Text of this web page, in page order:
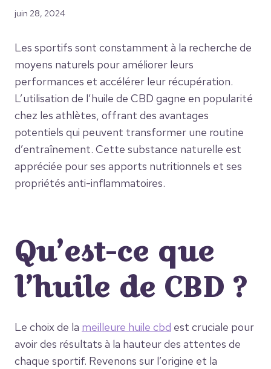
juin 28, 2024
Les sportifs sont constamment à la recherche de
moyens naturels pour améliorer leurs
performances et accélérer leur récupération.
L’utilisation de l’huile de CBD gagne en popularité
chez les athlètes, offrant des avantages
potentiels qui peuvent transformer une routine
d’entraînement. Cette substance naturelle est
appréciée pour ses apports nutritionnels et ses
propriétés anti-inflammatoires.
Qu’est-ce que
l’huile de CBD ?
Le choix de la meilleure huile cbd est cruciale pour
avoir des résultats à la hauteur des attentes de
chaque sportif. Revenons sur l’origine et la